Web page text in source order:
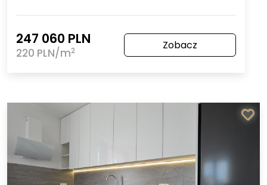
247 060 PLN
220 PLN/m2 Zobacz